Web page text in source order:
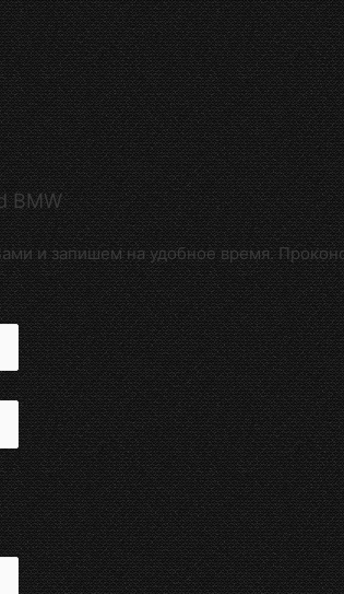
BMW
и запишем на удобное время.